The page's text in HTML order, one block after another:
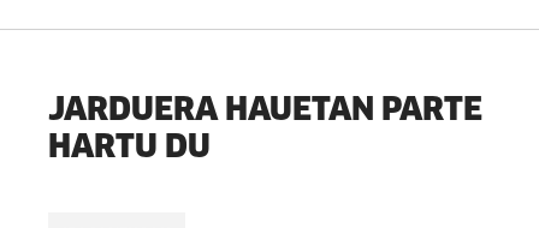
JARDUERA HAUETAN PARTE
HARTU DU